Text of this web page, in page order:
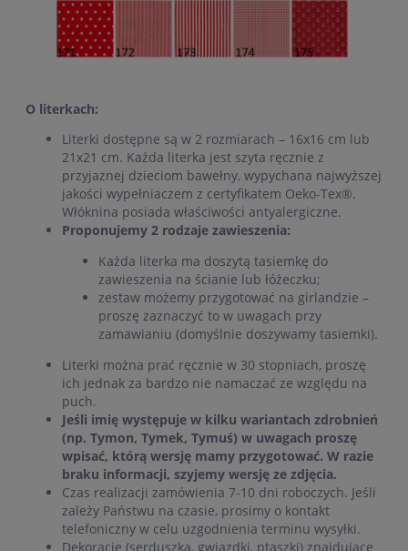
O literkach:
Literki dostępne są w 2 rozmiarach – 16x16 cm lub
21x21 cm. Każda literka jest szyta ręcznie z
przyjaznej dzieciom bawełny, wypychana najwyższej
jakości wypełniaczem z certyfikatem Oeko-Tex®.
Włóknina posiada właściwości antyalergiczne.
Proponujemy 2 rodzaje zawieszenia:
Każda literka ma doszytą tasiemkę do
zawieszenia na ścianie lub łóżeczku;
zestaw możemy przygotować na girlandzie –
proszę zaznaczyć to w uwagach przy
zamawianiu (domyślnie doszywamy tasiemki).
Literki można prać ręcznie w 30 stopniach, proszę
ich jednak za bardzo nie namaczać ze względu na
puch.
Jeśli imię występuje w kilku wariantach zdrobnień
(np. Tymon, Tymek, Tymuś) w uwagach proszę
wpisać, którą wersję mamy przygotować. W razie
braku informacji, szyjemy wersję ze zdjęcia.
Czas realizacji zamówienia 7-10 dni roboczych. Jeśli
zależy Państwu na czasie, prosimy o kontakt
telefoniczny w celu uzgodnienia terminu wysyłki.
Dekoracje (serduszka, gwiazdki, ptaszki) znajdujące